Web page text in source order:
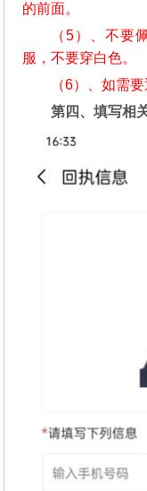
的前面。
（5）、不要
服，不要穿白色。
（6）、如需
第四、填写相